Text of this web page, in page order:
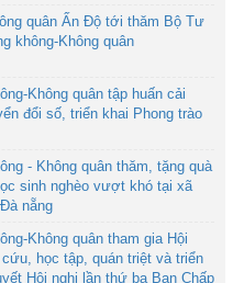
quân Ấn Độ tới thăm Bộ Tư
không-Không quân
Không quân tập huấn cải
đổi số, triển khai Phong trào
- Không quân thăm, tặng quà
sinh nghèo vượt khó tại xã
nẵng
Không quân tham gia Hội
học tập, quán triệt và triển
Hội nghị lần thứ ba Ban Chấp